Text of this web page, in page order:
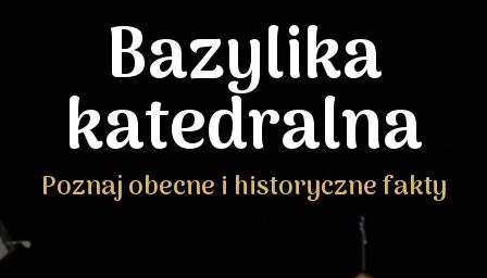
Bazylika
katedralna
Poznaj obecne i historyczne fakty